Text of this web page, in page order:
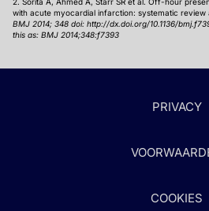
with acute myocardial infarction: systematic review
BMJ 2014; 348 doi: http://dx.doi.org/10.1136/
this as: BMJ 2014;348:f7393
PRIVACY
COOKIES